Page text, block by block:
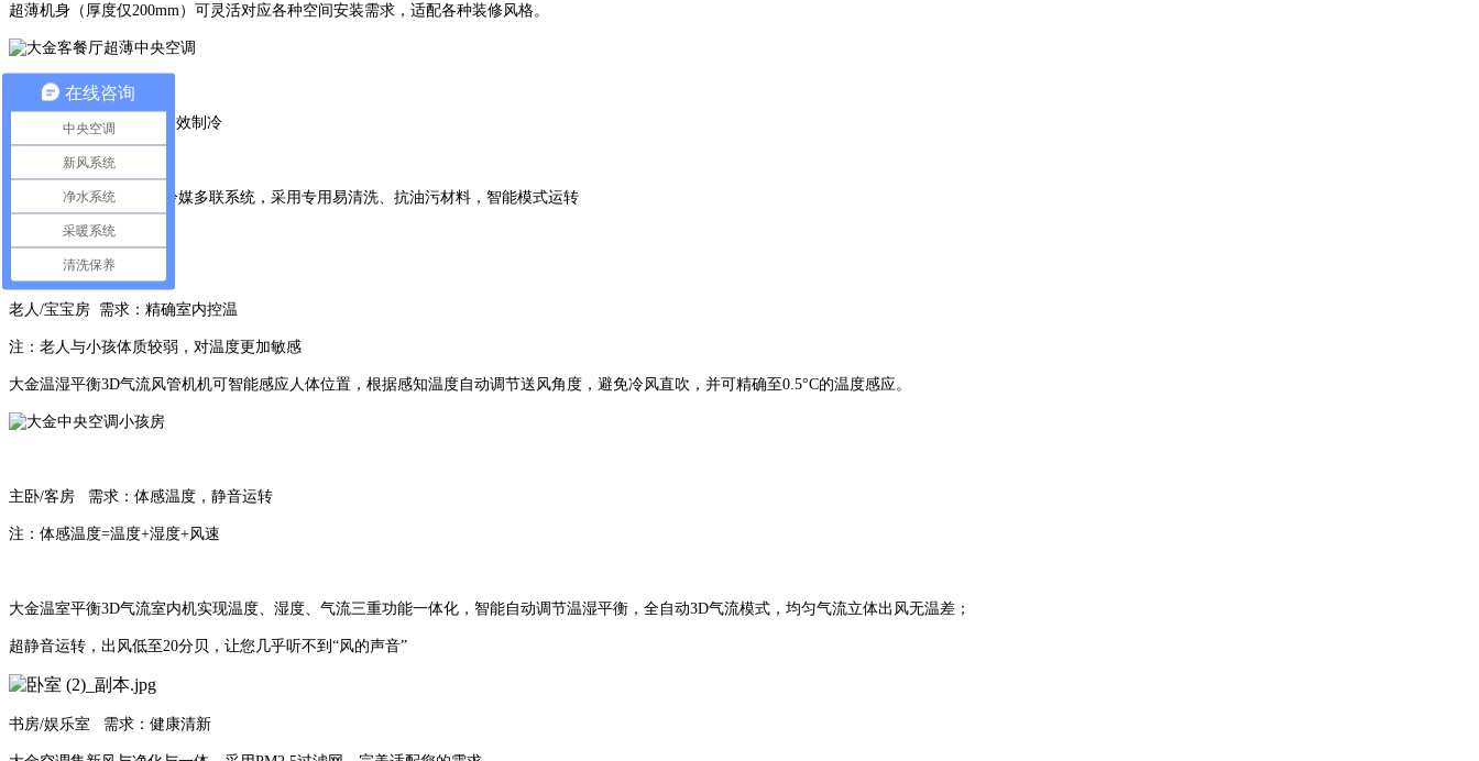
超薄机身（厚度仅200mm）可灵活对应各种空间安装需求，适配各种装修风格。
厨房 需求：抗油污，高效制冷
大金专用厨房空调引入冷媒多联系统，采用专用易清洗、抗油污材料，智能模式运转
老人/宝宝房 需求：精确室内控温
注：老人与小孩体质较弱，对温度更加敏感
大金温湿平衡3D气流风管机机可智能感应人体位置，根据感知温度自动调节送风角度，避免冷风直吹，并可精确至0.5°C的温度感应。
主卧/客房 需求：体感温度，静音运转
注：体感温度=温度+湿度+风速
大金温室平衡3D气流室内机实现温度、湿度、气流三重功能一体化，智能自动调节温湿平衡，全自动3D气流模式，均匀气流立体出风无温差；
超静音运转，出风低至20分贝，让您几乎听不到“风的声音”
书房/娱乐室 需求：健康清新
在线咨询
中央空调
新风系统
净水系统
采暖系统
清洗保养